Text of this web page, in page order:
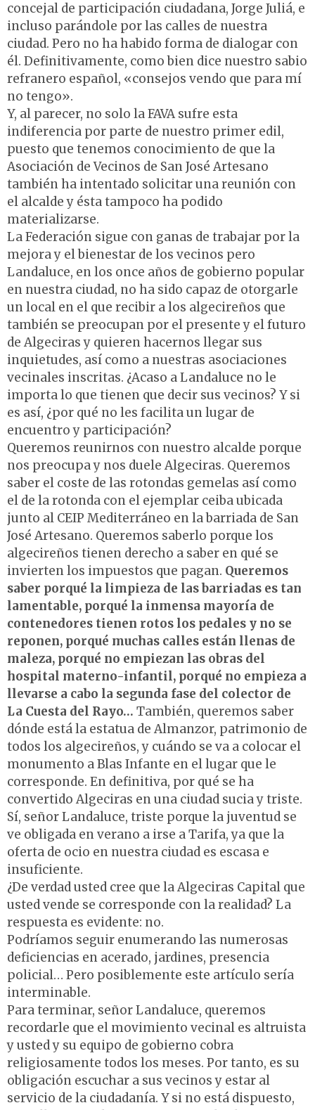
concejal de participación ciudadana, Jorge Juliá, e
incluso parándole por las calles de nuestra
ciudad. Pero no ha habido forma de dialogar con
él. Definitivamente, como bien dice nuestro sabio
refranero español, «consejos vendo que para mí
no tengo».
Y, al parecer, no solo la FAVA sufre esta
indiferencia por parte de nuestro primer edil,
puesto que tenemos conocimiento de que la
Asociación de Vecinos de San José Artesano
también ha intentado solicitar una reunión con
el alcalde y ésta tampoco ha podido
materializarse.
La Federación sigue con ganas de trabajar por la
mejora y el bienestar de los vecinos pero
Landaluce, en los once años de gobierno popular
en nuestra ciudad, no ha sido capaz de otorgarle
un local en el que recibir a los algecireños que
también se preocupan por el presente y el futuro
de Algeciras y quieren hacernos llegar sus
inquietudes, así como a nuestras asociaciones
vecinales inscritas. ¿Acaso a Landaluce no le
importa lo que tienen que decir sus vecinos? Y si
es así, ¿por qué no les facilita un lugar de
encuentro y participación?
Queremos reunirnos con nuestro alcalde porque
nos preocupa y nos duele Algeciras. Queremos
saber el coste de las rotondas gemelas así como
el de la rotonda con el ejemplar ceiba ubicada
junto al CEIP Mediterráneo en la barriada de San
José Artesano. Queremos saberlo porque los
algecireños tienen derecho a saber en qué se
invierten los impuestos que pagan. Queremos
saber porqué la limpieza de las barriadas es tan
lamentable, porqué la inmensa mayoría de
contenedores tienen rotos los pedales y no se
reponen, porqué muchas calles están llenas de
maleza, porqué no empiezan las obras del
hospital materno-infantil, porqué no empieza a
llevarse a cabo la segunda fase del colector de
La Cuesta del Rayo… También, queremos saber
dónde está la estatua de Almanzor, patrimonio de
todos los algecireños, y cuándo se va a colocar el
monumento a Blas Infante en el lugar que le
corresponde. En definitiva, por qué se ha
convertido Algeciras en una ciudad sucia y triste.
Sí, señor Landaluce, triste porque la juventud se
ve obligada en verano a irse a Tarifa, ya que la
oferta de ocio en nuestra ciudad es escasa e
insuficiente.
¿De verdad usted cree que la Algeciras Capital que
usted vende se corresponde con la realidad? La
respuesta es evidente: no.
Podríamos seguir enumerando las numerosas
deficiencias en acerado, jardines, presencia
policial… Pero posiblemente este artículo sería
interminable.
Para terminar, señor Landaluce, queremos
recordarle que el movimiento vecinal es altruista
y usted y su equipo de gobierno cobra
religiosamente todos los meses. Por tanto, es su
obligación escuchar a sus vecinos y estar al
servicio de la ciudadanía. Y si no está dispuesto,